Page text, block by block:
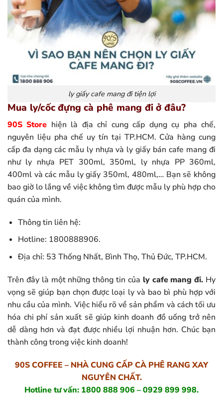
ly giấy cafe mang đi tiện lợi
Mua ly/cốc đựng cà phê mang đi ở đâu?
90S Store hiện là địa chỉ cung cấp dụng cụ pha chế,
nguyên liệu pha chế uy tín tại TP.HCM. Cửa hàng cung
cấp đa dạng các mẫu ly nhựa và ly giấy bán cafe mang đi
như ly nhựa PET 300ml, 350ml, ly nhựa PP 360ml,
400ml và các mẫu ly giấy 350ml, 480ml,… Bạn sẽ không
bao giờ lo lắng về việc không tìm được mẫu ly phù hợp cho
quán của mình.
Thông tin liên hệ:
Hotline: 1800888906.
Địa chỉ: 53 Thống Nhất, Bình Thọ, Thủ Đức, TP.HCM.
Trên đây là một những thông tin của ly cafe mang đi. Hy
vọng sẽ giúp bạn chọn được loại ly và bao bì phù hợp với
nhu cầu của mình. Việc hiểu rõ về sản phẩm và cách tối ưu
hóa chi phí sản xuất sẽ giúp kinh doanh đồ uống trở nên
dễ dàng hơn và đạt được nhiều lợi nhuận hơn. Chúc bạn
thành công trong việc kinh doanh!
90S COFFEE – NHÀ CUNG CẤP CÀ PHÊ RANG XAY
NGUYÊN CHẤT.
Hotline tư vấn: 1800 888 906 – 0929 899 998.